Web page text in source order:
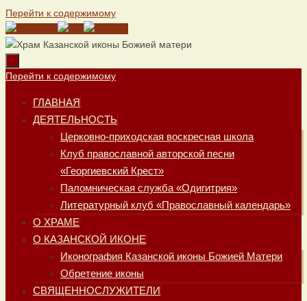
Перейти к содержимому
Перейти к содержимому
ГЛАВНАЯ
ДЕЯТЕЛЬНОСТЬ
Церковно-приходская воскресная школа
Клуб православной авторской песни
«Георгиевский Крест»
Паломническая служба «Одигитрия»
Литературный клуб «Православный календарь»
О ХРАМЕ
О КАЗАНСКОЙ ИКОНЕ
Иконография Казанской иконы Божией Матери
Обретение иконы
СВЯЩЕННОСЛУЖИТЕЛИ